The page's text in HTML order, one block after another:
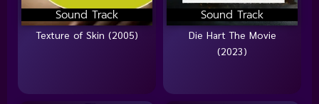
Sound Track
Texture of Skin (2005)
Sound Track
Die Hart The Movie
(2023)